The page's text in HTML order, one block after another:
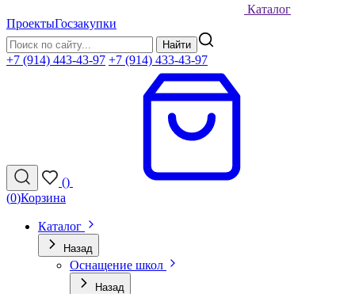
Каталог
ПроектыГосзакупки
Найти
+7 (914) 443-43-97 +7 (914) 433-43-97
()
(0)Корзина
Каталог
Назад
Оснащение школ
Назад